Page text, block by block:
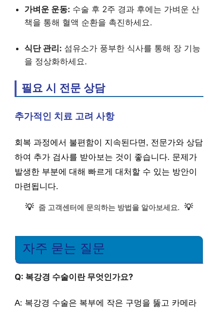
가벼운 운동: 수술 후 2주 경과 후에는 가벼운 산
책을 통해 혈액 순환을 촉진하세요.
식단 관리: 섬유소가 풍부한 식사를 통해 장 기능
을 정상화하세요.
필요 시 전문 상담
추가적인 치료 고려 사항
회복 과정에서 불편함이 지속된다면, 전문가와 상담
하여 추가 검사를 받아보는 것이 좋습니다. 문제가
발생한 부분에 대해 빠르게 대처할 수 있는 방안이
마련됩니다.
💡 줌 고객센터에 문의하는 방법을 알아보세요. 💡
자주 묻는 질문
Q: 복강경 수술이란 무엇인가요?
A: 복강경 수술은 복부에 작은 구멍을 뚫고 카메라